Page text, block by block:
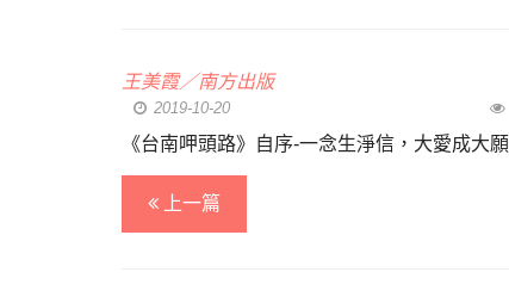
王美霞／南方出版
2019-10-20
《台南呷頭路》自序-一念生淨信，大愛成大願
上一篇